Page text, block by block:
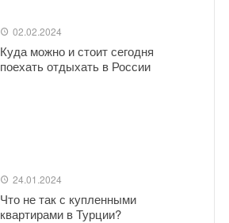
02.02.2024
Куда можно и стоит сегодня
поехать отдыхать в России
24.01.2024
Что не так с купленными
квартирами в Турции?